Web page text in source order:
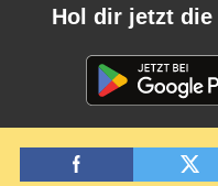
Hol dir jetzt die